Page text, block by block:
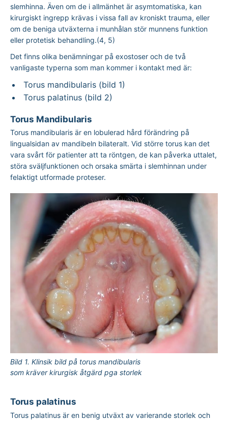
slemhinna. Även om de i allmänhet är asymtomatiska, kan
kirurgiskt ingrepp krävas i vissa fall av kroniskt trauma, eller
om de beniga utväxterna i munhålan stör munnens funktion
eller protetisk behandling.(4, 5)
Det finns olika benämningar på exostoser och de två
vanligaste typerna som man kommer i kontakt med är:
Torus mandibularis (bild 1)
Torus palatinus (bild 2)
Torus Mandibularis
Torus mandibularis är en lobulerad hård förändring på
lingualsidan av mandibeln bilateralt. Vid större torus kan det
vara svårt för patienter att ta röntgen, de kan påverka uttalet,
störa sväljfunktionen och orsaka smärta i slemhinnan under
felaktigt utformade proteser.
Bild 1. Klinsik bild på torus mandibularis
som kräver kirurgisk åtgärd pga storlek
Torus palatinus
Torus palatinus är en benig utväxt av varierande storlek och